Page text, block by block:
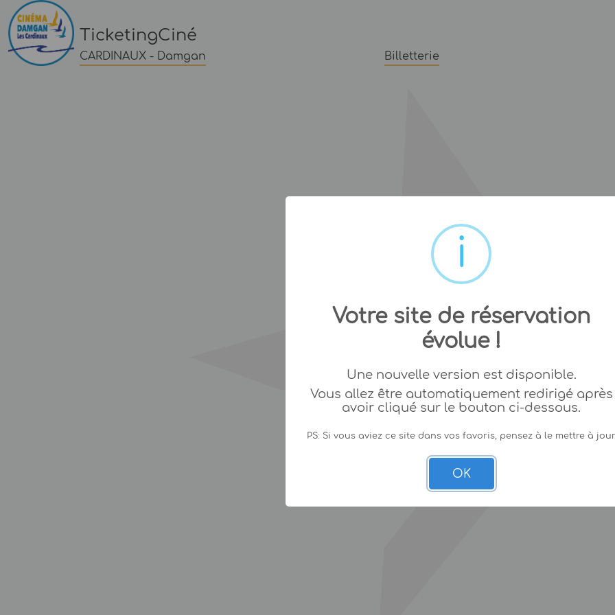
TicketingCiné
CARDINAUX - Damgan Billetterie
Votre site de réservation
évolue !
Une nouvelle version est disponible.
Vous allez être automatiquement redirigé après
avoir cliqué sur le bouton ci-dessous.
PS: Si vous aviez ce site dans vos favoris, pensez à le mettre à
OK